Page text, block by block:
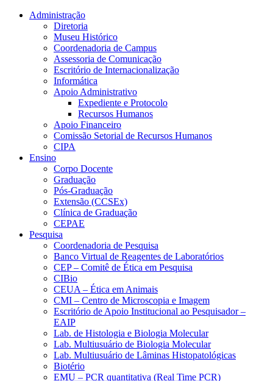
Conteúdo principal Menu principal
Administração
Diretoria
Museu Histórico
Coordenadoria de Campus
Assessoria de Comunicação
Escritório de Internacionalização
Informática
Apoio Administrativo
Expediente e Protocolo
Recursos Humanos
Apoio Financeiro
Comissão Setorial de Recursos Humanos
CIPA
Ensino
Corpo Docente
Graduação
Pós-Graduação
Extensão (CCSEx)
Clínica de Graduação
CEPAE
Pesquisa
Coordenadoria de Pesquisa
Banco Virtual de Reagentes de Laboratórios
CEP – Comitê de Ética em Pesquisa
CIBio
CEUA – Ética em Animais
CMI – Centro de Microscopia e Imagem
Escritório de Apoio Institucional ao Pesquisador –
EAIP
Lab. de Histologia e Biologia Molecular
Lab. Multiusuário de Biologia Molecular
Lab. Multiusuário de Lâminas Histopatológicas
Biotério
EMU – PCR quantitativa (Real Time PCR)